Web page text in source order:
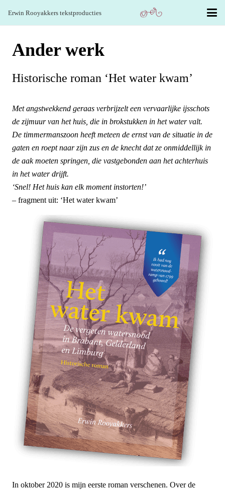
Erwin Rooyakkers tekstproducties
Ander werk
Historische roman ‘Het water kwam’
Met angstwekkend geraas verbrijzelt een vervaarlijke ijsschots
de zijmuur van het huis, die in brokstukken in het water valt.
De timmermanszoon heeft meteen de ernst van de situatie in de
gaten en roept naar zijn zus en de knecht dat ze onmiddellijk in
de aak moeten springen, die vastgebonden aan het achterhuis
in het water drijft.
‘Snel! Het huis kan elk moment instorten!’
– fragment uit: ‘Het water kwam’
In oktober 2020 is mijn eerste roman verschenen. Over de